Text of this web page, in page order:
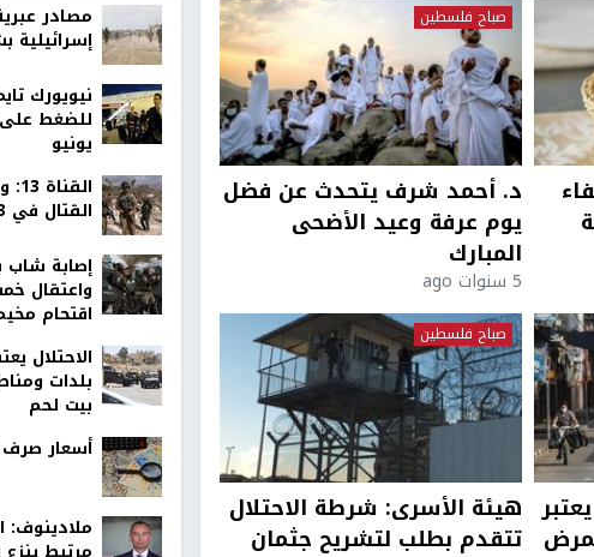
صباح فلسطين
د. أحمد شرف يتحدث عن فضل
يوم عرفة وعيد الأضحى
المبارك
5 سنوات ago
صباح فلسطين
هيئة الأسرى: شرطة الاحتلال
تتقدم بطلب لتشريح جثمان
مصادر
إسرائيلية
نيويورك
للضغط على
يونيو
القتال في 3 جبهات
إصابة شاب
واعتقال
اقتحام
بلدات
بيت لحم
أسعار صرف
ملادينوف: